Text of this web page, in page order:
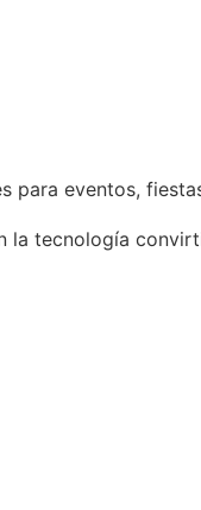
para eventos,
la tecnología